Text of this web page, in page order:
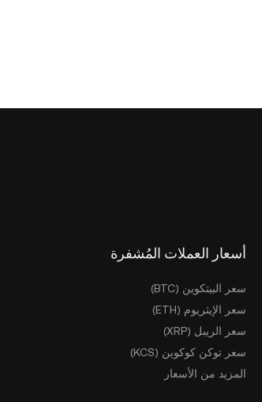
أسعار العملات المُشفرة
سعر البيتكوين (BTC)
سعر الإيثريوم (ETH)
سعر الريبل (XRP)
سعر توكن كوكوين (KCS)
المزيد من الأسعار